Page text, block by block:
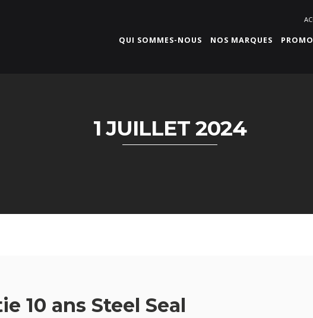
QUI SOMMES-NOUS NOS MARQUES
1 JUILLET 2024
10 ans Steel Seal